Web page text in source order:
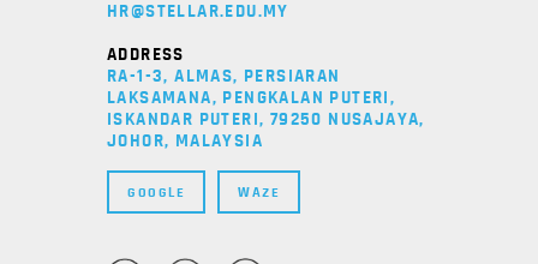
HR@STELLAR.EDU.MY
ADDRESS
RA-1-3, ALMAS, PERSIARAN
LAKSAMANA, PENGKALAN PUTERI,
ISKANDAR PUTERI, 79250 NUSAJAYA,
JOHOR, MALAYSIA
GOOGLE WAZE